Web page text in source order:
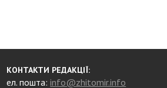
КОНТАКТИ РЕДАКЦІЇ:
ел. пошта:info@zhitomir.info